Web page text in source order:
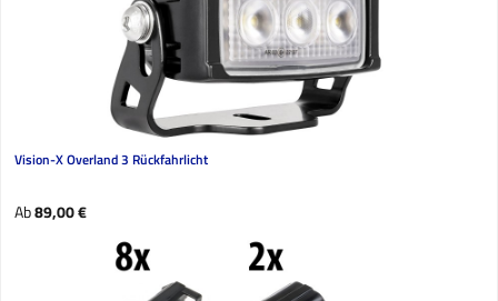
Vision-X Overland 3 Rückfahrlicht
Regulärer Preis:
Ab89,00 €